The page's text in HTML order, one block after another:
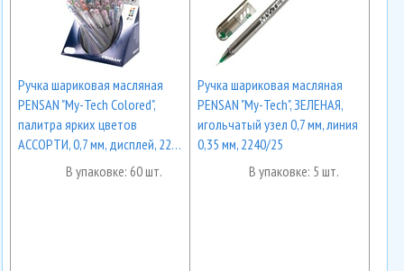
Ручка шариковая масляная
PENSAN "My-Tech Colored",
палитра ярких цветов
АССОРТИ, 0,7 мм, дисплей, 22…
В упаковке: 60 шт.
Ручка шариковая масляная
PENSAN "My-Tech", ЗЕЛЕНАЯ,
игольчатый узел 0,7 мм, линия
0,35 мм, 2240/25
В упаковке: 5 шт.